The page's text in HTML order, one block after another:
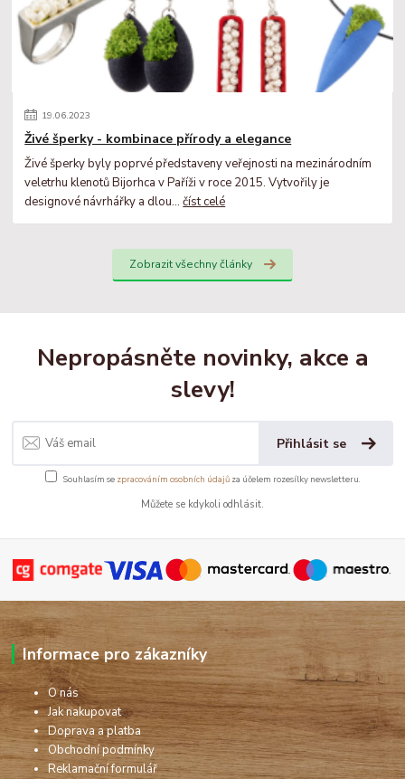
19.06.2023
Živé šperky - kombinace přírody a elegance
Živé šperky byly poprvé představeny veřejnosti na mezinárodním
veletrhu klenotů Bijorhca v Paříži v roce 2015. Vytvořily je
designové návrhářky a dlou...číst celé
Zobrazit všechny články
Nepropásněte novinky, akce a
slevy!
Přihlásit se
Souhlasím se zpracováním osobních údajůza účelem rozesílky newsletteru.
Můžete se kdykoli odhlásit.
Informace pro zákazníky
O nás
Jak nakupovat
Doprava a platba
Obchodní podmínky
Reklamační formulář